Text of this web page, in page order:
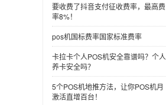
要收费了抖音支付征收费率，最高费
率8%！
pos机国标费率国家标准费率
卡拉卡个人POS机安全靠谱吗？个人
养卡安全吗？
5个POS机地推方法，让你POS机月
激活直增百台！